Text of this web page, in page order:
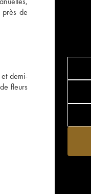
près de
demi-
fleurs